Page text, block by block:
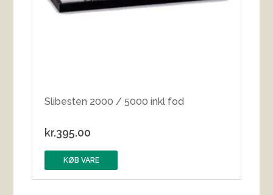
Slibesten 2000 / 5000 inkl fod
kr.395.00
KØB VARE